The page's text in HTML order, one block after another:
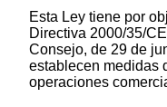
Esta Ley tiene por
Directiva 2000/35/
Consejo, de 29 de
establecen medidas
operaciones